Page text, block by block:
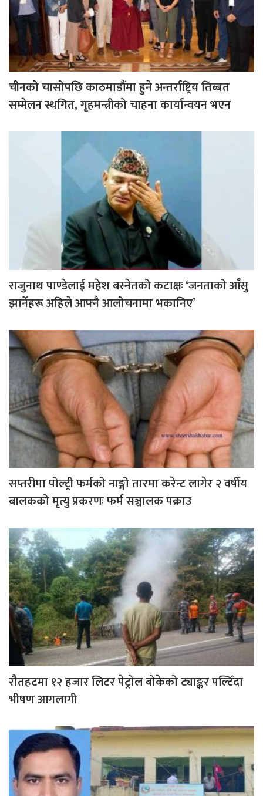
चीनको चासोपछि काठमाडौंमा हुने अन्तर्राष्ट्रिय तिब्बत
सम्मेलन स्थगित, गृहमन्त्रीको चाहना कार्यान्वयन भएन
राजुनाथ पाण्डेलाई महेश बस्नेतको कटाक्षः ‘जनताको आँसु
झार्नेहरू अहिले आफ्नै आलोचनामा भकानिए’
सप्तरीमा पोल्ट्री फर्मको नाङ्गो तारमा करेन्ट लागेर २ वर्षीय
बालकको मृत्यु प्रकरणः फर्म सञ्चालक पक्राउ
रौतहटमा १२ हजार लिटर पेट्रोल बोकेको ट्याङ्कर पल्टिँदा
भीषण आगलागी